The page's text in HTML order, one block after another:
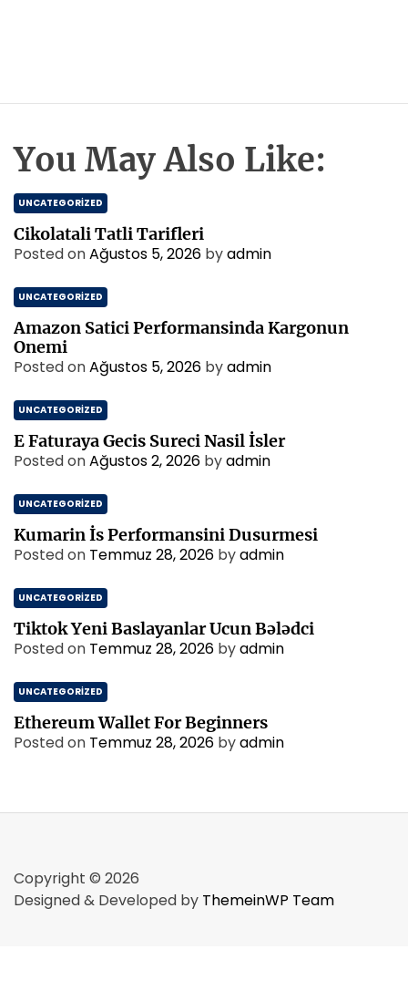
You May Also Like:
UNCATEGORIZED
Cikolatali Tatli Tarifleri
Posted onAğustos 5, 2026 byadmin
UNCATEGORIZED
Amazon Satici Performansinda Kargonun
Onemi
Posted onAğustos 5, 2026 byadmin
UNCATEGORIZED
E Faturaya Gecis Sureci Nasil İsler
Posted onAğustos 2, 2026 byadmin
UNCATEGORIZED
Kumarin İs Performansini Dusurmesi
Posted on Temmuz 28, 2026 byadmin
UNCATEGORIZED
Tiktok Yeni Baslayanlar Ucun Bələdci
Posted on Temmuz 28, 2026 byadmin
UNCATEGORIZED
Ethereum Wallet For Beginners
Posted on Temmuz 28, 2026 byadmin
Copyright © 2026
Designed & Developed by ThemeinWP Team